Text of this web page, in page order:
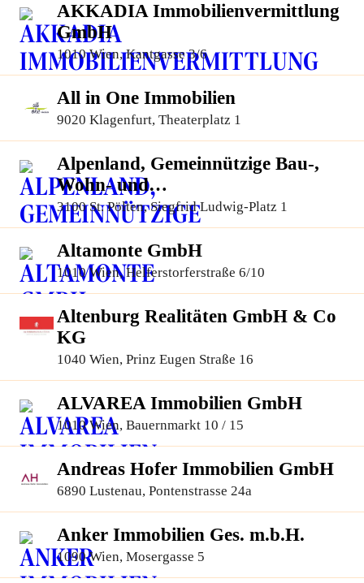
AKKADIA Immobilienvermittlung
GmbH
1010 Wien, Kantgasse 3/6
All in One Immobilien
9020 Klagenfurt, Theaterplatz 1
Alpenland, Gemeinnützige Bau-,
Wohn- und
Siedlungsgenossenschaft
3100 St. Pölten, Siegfrid Ludwig-Platz 1
Altamonte GmbH
1010 Wien, Helferstorferstraße 6/10
Altenburg Realitäten GmbH & Co
KG
1040 Wien, Prinz Eugen Straße 16
ALVAREA Immobilien GmbH
1010 Wien, Bauernmarkt 10 / 15
Andreas Hofer Immobilien GmbH
6890 Lustenau, Pontenstrasse 24a
Anker Immobilien Ges. m.b.H.
1090 Wien, Mosergasse 5